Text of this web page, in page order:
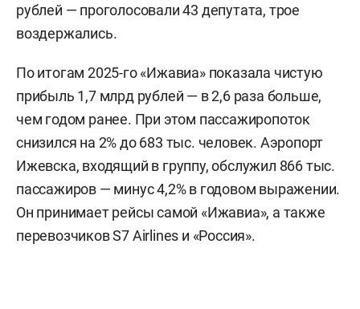
Напомним, в апреле власти Удмуртии
решили
продать
аэропортом Ижевска или по отдельности. На тот
момент глава республикиАлександр Бречалов
отметил, что ключевая задача сделки —
получить максимальный доход для бюджета.
Госсовет Удмуртии в свою очередьподдержал
приватизацию. За продажу 100% акций
компании — 252 тыс. бумаг номиналом 600
рублей — проголосовали 43 депутата, трое